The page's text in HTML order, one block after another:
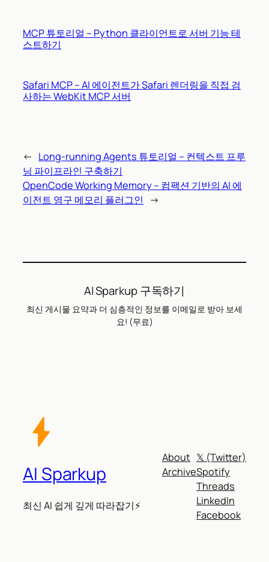
MCP 튜토리얼 – Python 클라이언트로 서버 기능 테
스트하기
Safari MCP – AI 에이전트가 Safari 렌더링을 직접 검
사하는 WebKit MCP 서버
← Long-running Agents 튜토리얼 – 컨텍스트 프루
닝 파이프라인 구축하기
OpenCode Working Memory – 컴팩션 기반의 AI 에
이전트 영구 메모리 플러그인
→
AI Sparkup 구독하기
최신 게시물 요약과 더 심층적인 정보를 이메일로 받아 보세
요! (무료)
AI Sparkup
최신 AI 쉽게 깊게 따라잡기⚡
About
Archive
𝕏 (Twitter)
Spotify
Threads
LinkedIn
Facebook